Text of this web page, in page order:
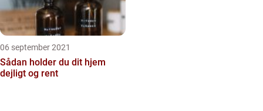
06 september 2021
Sådan holder du dit hjem
dejligt og rent